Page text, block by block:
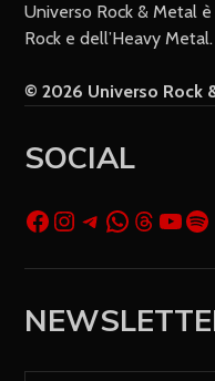
Universo Rock & Metal
Rock e dell’Heavy Metal.
© 2026 Universo Rock
SOCIAL